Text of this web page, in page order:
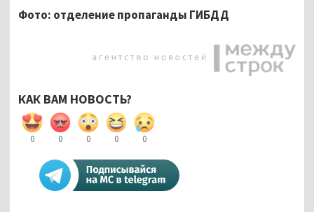
Фото: отделение пропаганды ГИБДД
КАК ВАМ НОВОСТЬ?
0 0 0 0 0